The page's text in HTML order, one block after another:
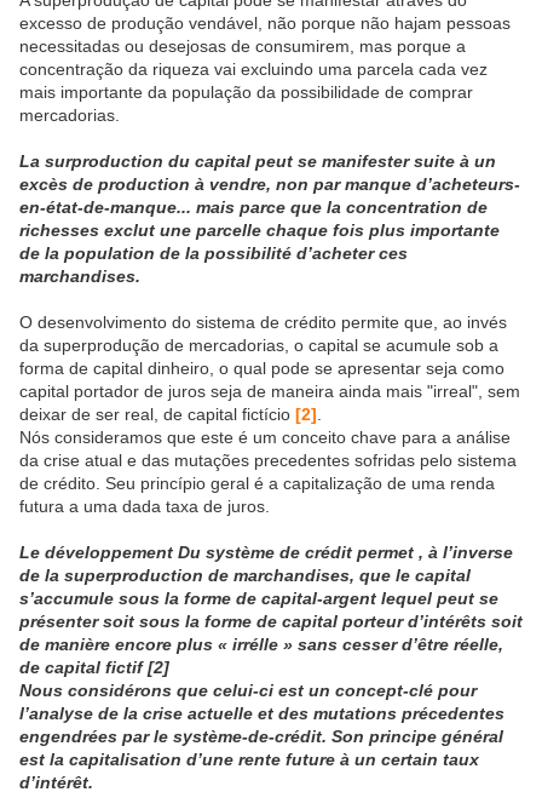
excesso de produção vendável, não porque não hajam pessoas
necessitadas ou desejosas de consumirem, mas porque a
concentração da riqueza vai excluindo uma parcela cada vez
mais importante da população da possibilidade de comprar
mercadorias.
La surproduction du capital peut se manifester suite à un
excès de production à vendre, non par manque d’acheteurs-
en-état-de-manque... mais parce que la concentration de
richesses exclut une parcelle chaque fois plus importante
de la population de la possibilité d’acheter ces
marchandises.
O desenvolvimento do sistema de crédito permite que, ao invés
da superprodução de mercadorias, o capital se acumule sob a
forma de capital dinheiro, o qual pode se apresentar seja como
capital portador de juros seja de maneira ainda mais "irreal", sem
deixar de ser real, de capital fictício [2]
Nós consideramos que este é um conceito chave para a análise
da crise atual e das mutações precedentes sofridas pelo sistema
de crédito. Seu princípio geral é a capitalização de uma renda
futura a uma dada taxa de juros.
Le développement Du système de crédit permet , à l’inverse
de la superproduction de marchandises, que le capital
s’accumule sous la forme de capital-argent lequel peut se
présenter soit sous la forme de capital porteur d’intérêts soit
de manière encore plus « irrélle » sans cesser d’être réelle,
de capital fictif [2]
Nous considérons que celui-ci est un concept-clé pour
l’analyse de la crise actuelle et des mutations précedentes
engendrées par le système-de-crédit. Son principe général
est la capitalisation d’une rente future à un certain taux
d’intérêt.